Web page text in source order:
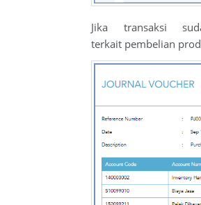
Jika transaksi
terkait pembelian